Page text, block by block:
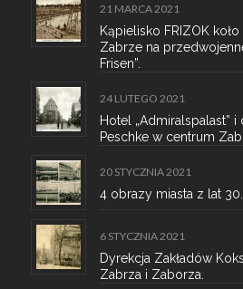
21 MARCA 2021
Kąpielisko FRIZOK
Zabrze na
Frisen”.
24 LUTEGO 2021
Hotel „Admiralspalast”
Peschke w centrum
20 STYCZNIA 2021
4 obrazy miasta z lat 30.
6 STYCZNIA 2021
Dyrekcja Zakładów
Zabrza i Zaborza.